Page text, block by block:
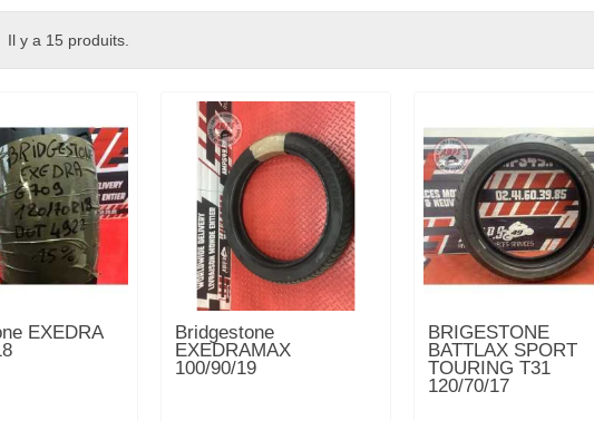
Il y a 15 produits.
EXEDRA
Bridgestone
EXEDRAMAX
100/90/19
BRIGESTONE
BATTLAX SPORT
TOURING T31
120/70/17